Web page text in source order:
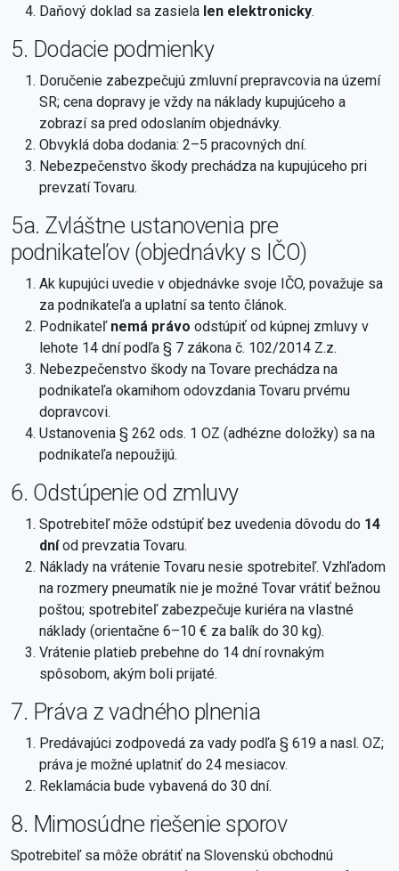
Daňový doklad sa zasiela len elektronicky.
5. Dodacie podmienky
Doručenie zabezpečujú zmluvní prepravcovia na území
SR; cena dopravy je vždy na náklady kupujúceho a
zobrazí sa pred odoslaním objednávky.
Obvyklá doba dodania: 2–5 pracovných dní.
Nebezpečenstvo škody prechádza na kupujúceho pri
prevzatí Tovaru.
5a. Zvláštne ustanovenia pre
podnikateľov (objednávky s IČO)
Ak kupujúci uvedie v objednávke svoje IČO, považuje sa
za podnikateľa a uplatní sa tento článok.
Podnikateľ nemá právo odstúpiť od kúpnej zmluvy v
lehote 14 dní podľa § 7 zákona č. 102/2014 Z.z.
Nebezpečenstvo škody na Tovare prechádza na
podnikateľa okamihom odovzdania Tovaru prvému
dopravcovi.
Ustanovenia § 262 ods. 1 OZ (adhézne doložky) sa na
podnikateľa nepoužijú.
6. Odstúpenie od zmluvy
Spotrebiteľ môže odstúpiť bez uvedenia dôvodu do 14
dníod prevzatia Tovaru.
Náklady na vrátenie Tovaru nesie spotrebiteľ. Vzhľadom
na rozmery pneumatík nie je možné Tovar vrátiť bežnou
poštou; spotrebiteľ zabezpečuje kuriéra na vlastné
náklady (orientačne 6–10 € za balík do 30 kg).
Vrátenie platieb prebehne do 14 dní rovnakým
spôsobom, akým boli prijaté.
7. Práva z vadného plnenia
Predávajúci zodpovedá za vady podľa § 619 a nasl. OZ;
práva je možné uplatniť do 24 mesiacov.
Reklamácia bude vybavená do 30 dní.
8. Mimosúdne riešenie sporov
Spotrebiteľ sa môže obrátiť na Slovenskú obchodnú